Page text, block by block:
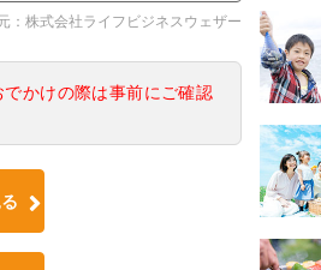
：株式会社ライフビジネスウェザー
かけの際は事前にご確認